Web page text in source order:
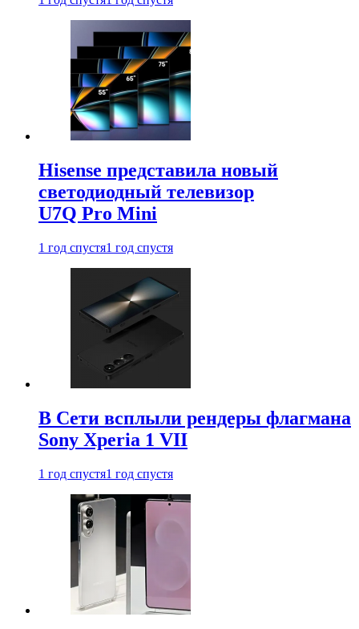
Hisense представила новый
светодиодный телевизор
U7Q Pro Mini
1 год спустя1 год спустя
В Сети всплыли рендеры флагмана
Sony Xperia 1 VII
1 год спустя1 год спустя